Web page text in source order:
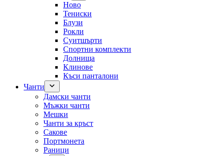
Ново
Тениски
Блузи
Рокли
Суитшърти
Спортни комплекти
Долнища
Клинове
Къси панталони
Чанти
Дамски чанти
Мъжки чанти
Мешки
Чанти за кръст
Сакове
Портмонета
Раници